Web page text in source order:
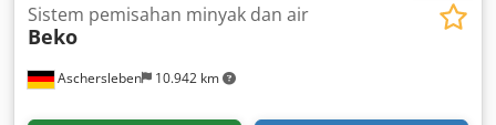
Aschersleben 10.942 km
Sistem pemisahan minyak dan air
Beko